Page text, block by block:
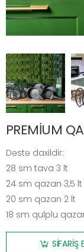
PREMİUM
Dəstə daxildir:
28 sm tava 3 lt
24 sm qazan 3,5 lt
20 sm qazan 2 lt
18 sm qulplu
SİFARİŞ